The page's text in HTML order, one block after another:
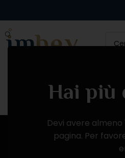
Hai più
Devi avere almeno
pagina. Per